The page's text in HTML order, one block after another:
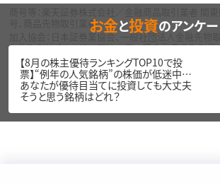
商号等：楽天証券株式会社／金融商品取引業者 関
号、商品先物取引業者
加入協会：日本証券業協会、一般社団法人金融先物
先物取引協会、一般社団法人第二種金融商品取引業
産運用業協会
Copyright©
1999-2026 Rakuten Securities, Inc. All
Rights Reserved.
お金と投資のアンケー
【8月の株主優待ランキングTOP10で投
票】“例年の人気銘柄”の株価が低迷中…
あなたが優待目当てに投資しても大丈夫
そうと思う銘柄はどれ？